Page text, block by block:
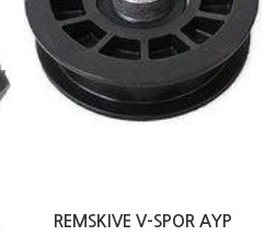
REMSKIVE V-SPOR AYP